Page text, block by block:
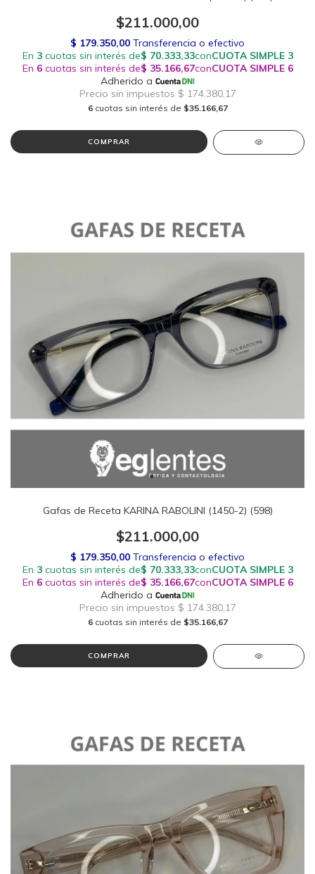
$211.000,00
6 cuotas sin interés de $35.166,67
Gafas de Receta KARINA RABOLINI (1450-2) (598)
$211.000,00
6 cuotas sin interés de $35.166,67